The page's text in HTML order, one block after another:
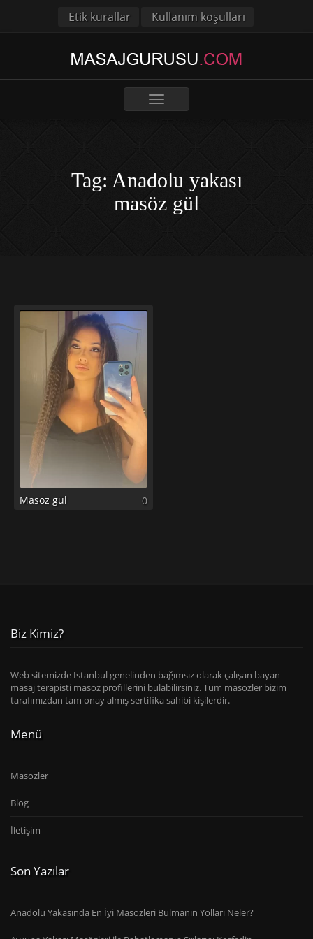
Etik kurallar Kullanım koşulları
Toggle
Tag: Anadolu yakası
masöz gül
Masöz gül 0
Biz Kimiz?
Web sitemizde İstanbul genelinden bağımsız olarak çalışan bayan
masaj terapisti masöz profillerini bulabilirsiniz. Tüm masözler bizim
tarafımızdan tam onay almış sertifika sahibi kişilerdir.
Menü
Masozler
Blog
İletişim
Son Yazılar
Anadolu Yakasında En İyi Masözleri Bulmanın Yolları Neler?